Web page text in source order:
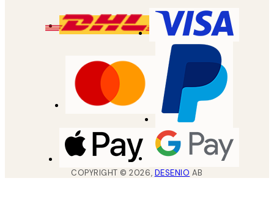
COPYRIGHT ©2026, DESENIO AB